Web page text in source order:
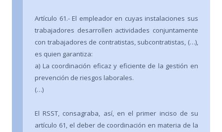
Artículo 61.- El empleador en cuyas instalaciones sus
trabajadores desarrollen actividades conjuntamente
con trabajadores de contratistas, subcontratistas, (…),
es quien garantiza:
a) La coordinación eficaz y eficiente de la gestión en
prevención de riesgos laborales.
(…)
El RSST, consagraba, así, en el primer inciso de su
artículo 61, el deber de coordinación en materia de la